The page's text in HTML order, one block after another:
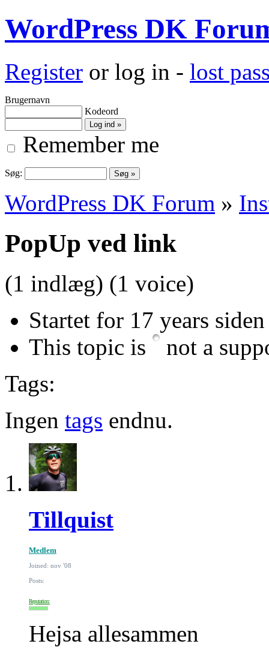
WordPress DK
Register or log in - lost
Brugernavn
Kodeord
Remember me
Søg:
WordPress DK Forum »
PopUp ved link
(1 indlæg) (1 voice)
Startet for 17 years
This topic is
not a
Tags:
Ingen tags endnu.
Tillquist
Medlem
Joined: nov '08
Posts:
Reputation:
Hejsa allesammen